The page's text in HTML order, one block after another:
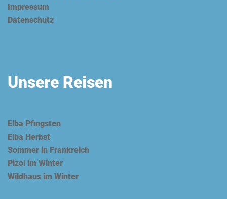
Impressum
Datenschutz
Unsere Reisen
Elba Pfingsten
Elba Herbst
Sommer in Frankreich
Pizol im Winter
Wildhaus im Winter